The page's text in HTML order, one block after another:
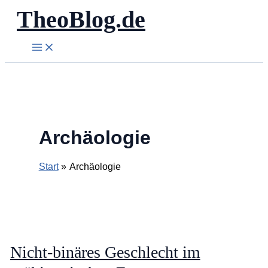
Zum
Inhalt
springen
TheoBlog.de
Archäologie
Start Archäologie
Nicht-binäres Geschlecht im